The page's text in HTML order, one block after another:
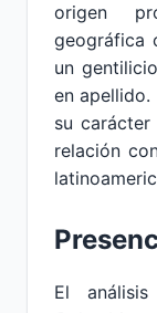
origen
geográfica
un
en
su
relación
El